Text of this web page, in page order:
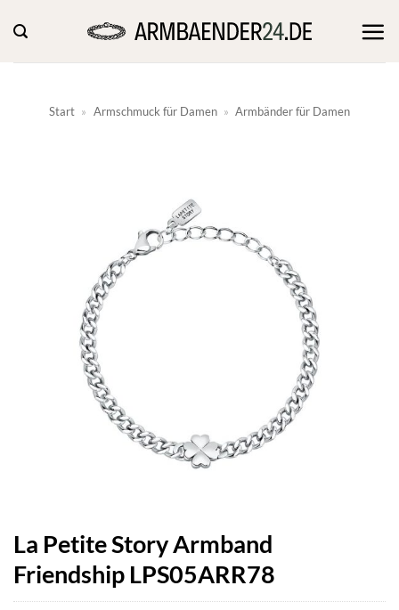
Inhalt
springen
Start » Armschmuck für Damen » Armbänder für Damen
La Petite Story Armband
Friendship LPS05ARR78